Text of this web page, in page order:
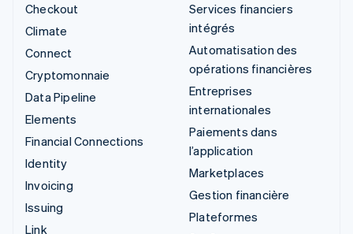
Checkout
Climate
Connect
Cryptomonnaie
Data Pipeline
Elements
Financial Connections
Identity
Invoicing
Issuing
Link
Services financiers
intégrés
Automatisation des
opérations financières
Entreprises
internationales
Paiements dans
l’application
Marketplaces
Gestion financière
Plateformes